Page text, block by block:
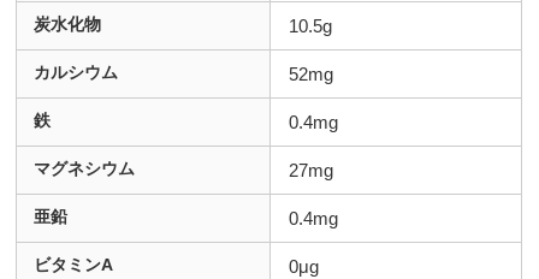
炭水化物 10.5g
カルシウム 52mg
鉄 0.4mg
マグネシウム 27mg
亜鉛 0.4mg
ビタミンA 0μg